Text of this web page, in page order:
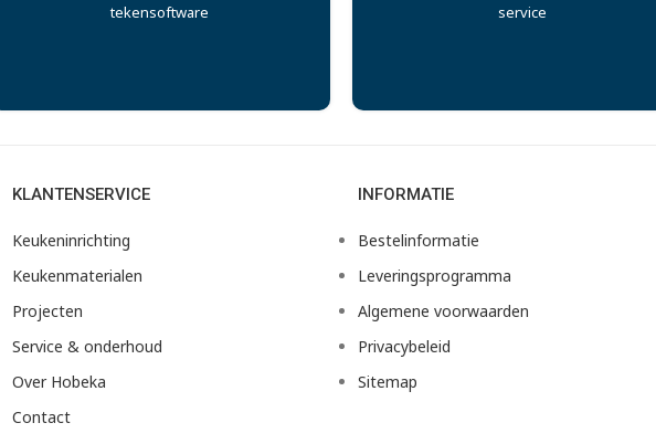
tekensoftware
service
KLANTENSERVICE
Keukeninrichting
Keukenmaterialen
Projecten
Service & onderhoud
Over Hobeka
Contact
INFORMATIE
Bestelinformatie
Leveringsprogramma
Algemene voorwaarden
Privacybeleid
Sitemap